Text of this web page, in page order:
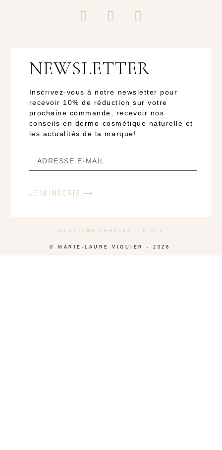
NEWSLETTER
Inscrivez-vous à notre newsletter pour
recevoir 10% de réduction sur votre
prochaine commande, recevoir nos
conseils en dermo-cosmétique naturelle et
les actualités de la marque!
JE M'INSCRIS ⟶
MENTIONS LÉGALES – C.G.V
© MARIE-LAURE VIGUIER - 2026